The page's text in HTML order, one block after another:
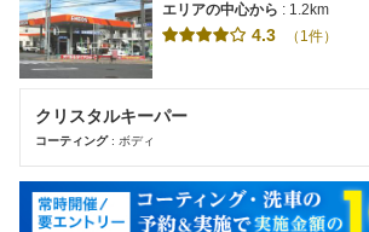
エリアの中心から : 1.2km
4.3 （1件）
クリスタルキーパー
コーティング: ボディ